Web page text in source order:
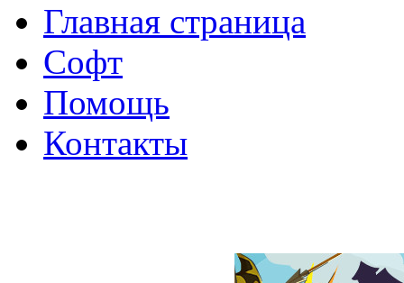
Главная страница
Софт
Помощь
Контакты